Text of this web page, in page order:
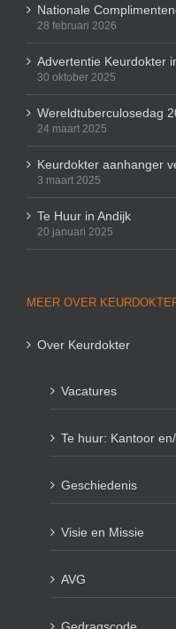
Nationale
28 februari 2026
Advertentie Keurdokter
30 oktober 2025
Wereldtuberculosedag
24 maart 2025
Keurdokter aanhanger
3 maart 2025
Te Huur in Andijk
20 januari 2025
MEER OVER
Over Keurdokter
Vacatures
Te huur: Kantoor
Geschiedenis
Visie en Missie
AVG